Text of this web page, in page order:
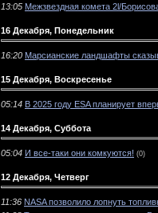
13:05 Межзвездная комета 2l/
16 Декабря, Понедельник
16:20 Марсианские ландшафты
15 Декабря, Воскресенье
05:14 В 2025 году ESA планирует
14 Декабря, Суббота
05:04 И все-таки они комкуются! (0)
12 Декабря, Четверг
11:36 NASA позволило лопнуть